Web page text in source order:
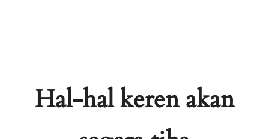
Hal-hal keren akan